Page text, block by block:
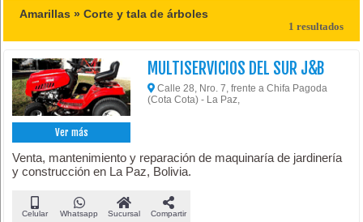
Amarillas »Corte y tala de árboles
1 resultados
Ver más
MULTISERVICIOS DEL SUR J&B
Calle 28, Nro. 7, frente a Chifa Pagoda
(Cota Cota) - La Paz,
Venta, mantenimiento y reparación de maquinaría de jardinería
y construcción en La Paz, Bolivia.
Celular Whatsapp Sucursal Compartir